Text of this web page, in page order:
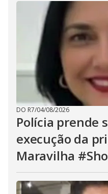
DO R7/04/08/2026
Polícia prende
execução da
Maravilha